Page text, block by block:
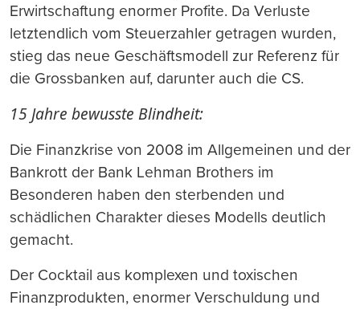
Erwirtschaftung enormer Profite. Da Verluste
letztendlich vom Steuerzahler getragen wurden,
stieg das neue Geschäftsmodell zur Referenz für
die Grossbanken auf, darunter auch die CS.
15 Jahre bewusste Blindheit:
Die Finanzkrise von 2008 im Allgemeinen und der
Bankrott der Bank Lehman Brothers im
Besonderen haben den sterbenden und
schädlichen Charakter dieses Modells deutlich
gemacht.
Der Cocktail aus komplexen und toxischen
Finanzprodukten, enormer Verschuldung und